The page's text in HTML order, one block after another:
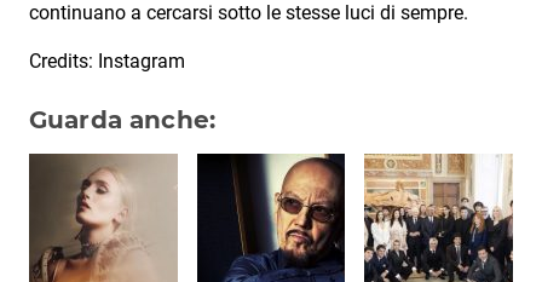
continuano a cercarsi sotto le stesse luci di sempre.
Credits: Instagram
Guarda anche: